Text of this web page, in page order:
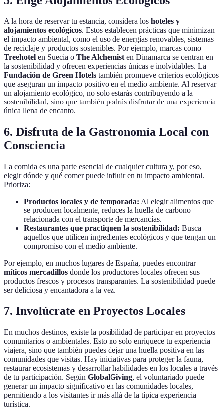
A la hora de reservar tu estancia, considera los hoteles y
alojamientos ecológicos. Estos establecen prácticas que minimizan
el impacto ambiental, como el uso de energías renovables, sistemas
de reciclaje y productos sostenibles. Por ejemplo, marcas como
Treehotel en Suecia o The Alchemisten Dinamarca se centran en
la sostenibilidad y ofrecen experiencias únicas e inolvidables. La
Fundación de Green Hotels también promueve criterios ecológicos
que aseguran un impacto positivo en el medio ambiente. Al reservar
un alojamiento ecológico, no solo estarás contribuyendo a la
sostenibilidad, sino que también podrás disfrutar de una experiencia
única llena de encanto.
6. Disfruta de la Gastronomía Local con
Consciencia
La comida es una parte esencial de cualquier cultura y, por eso,
elegir dónde y qué comer puede influir en tu impacto ambiental.
Prioriza:
Productos locales y de temporada: Al elegir alimentos que
se producen localmente, reduces la huella de carbono
relacionada con el transporte de mercancías.
Restaurantes que practiquen la sostenibilidad: Busca
aquellos que utilicen ingredientes ecológicos y que tengan un
compromiso con el medio ambiente.
Por ejemplo, en muchos lugares de España, puedes encontrar
míticos mercadillos donde los productores locales ofrecen sus
productos frescos y procesos transparantes. La sostenibilidad puede
ser deliciosa y encantadora a la vez.
7. Involúcrate en Proyectos Locales
En muchos destinos, existe la posibilidad de participar en proyectos
comunitarios o ambientales. Esto no solo enriquece tu experiencia
viajera, sino que también puedes dejar una huella positiva en las
comunidades que visitas. Hay iniciativas para proteger la fauna,
restaurar ecosistemas y desarrollar habilidades en los locales a través
de tu participación. Según GlobalGiving, el voluntariado puede
generar un impacto significativo en las comunidades locales,
permitiendo a los visitantes ir más allá de la típica experiencia
turística.